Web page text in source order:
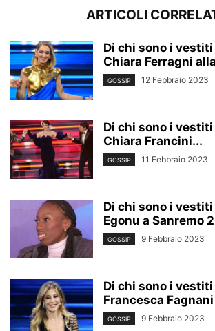
ARTICOLI
Di chi sono i
Chiara Ferragni
GOSSIP 12 Febbraio 2023
Di chi sono i
Chiara Francini...
GOSSIP 11 Febbraio 2023
Di chi sono i vestiti
Egonu a Sanremo
GOSSIP 9 Febbraio 2023
Di chi sono i
Francesca
GOSSIP 9 Febbraio 2023